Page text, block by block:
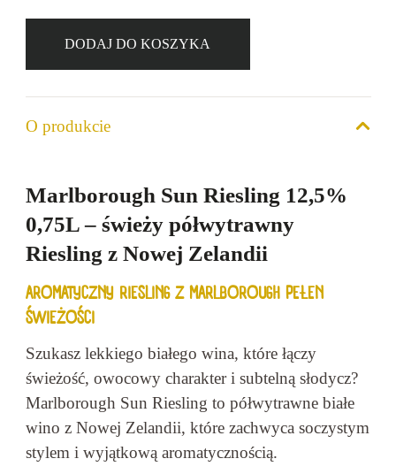
Riesling
DODAJ DO KOSZYKA
O produkcie
Marlborough Sun Riesling 12,5%
0,75L – świeży półwytrawny
Riesling z Nowej Zelandii
AROMATYCZNY RIESLING Z MARLBOROUGH PEŁEN
ŚWIEŻOŚCI
Szukasz lekkiego białego wina, które łączy
świeżość, owocowy charakter i subtelną słodycz?
Marlborough Sun Riesling to półwytrawne białe
wino z Nowej Zelandii, które zachwyca soczystym
stylem i wyjątkową aromatycznością.